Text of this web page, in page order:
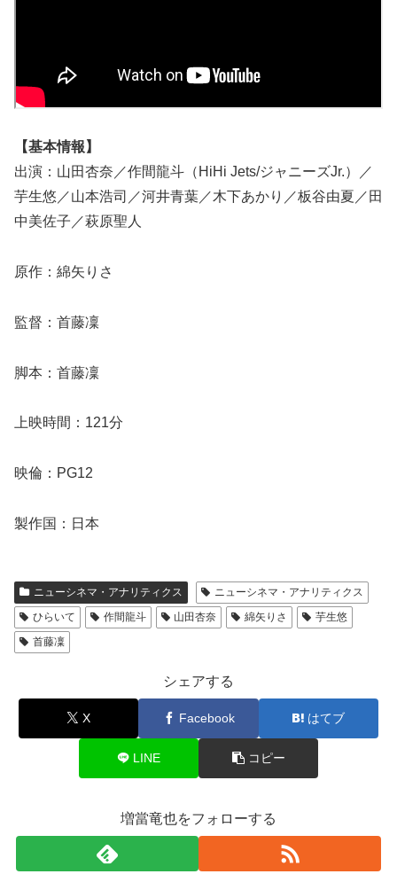
【基本情報】
出演：山田杏奈／作間龍斗（HiHi Jets/ジャニーズJr.）／
芋生悠／山本浩司／河井青葉／木下あかり／板谷由夏／田
中美佐子／萩原聖人
原作：綿矢りさ
監督：首藤凜
脚本：首藤凜
上映時間：121分
映倫：PG12
製作国：日本
ニューシネマ・アナリティクス
ニューシネマ・アナリティクス
ひらいて
作間龍斗 山田杏奈 綿矢りさ
芋生悠
首藤凜
シェアする
X Facebook はてブ
LINE コピー
増當竜也をフォローする